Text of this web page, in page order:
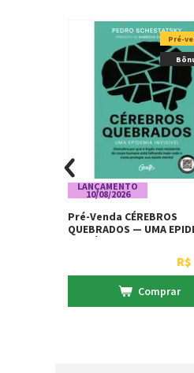
Pré-
LANÇAMENTO
10/08/2026
Pré-Venda CÉREBROS
QUEBRADOS — UMA
INVISÍVEL + Bônus -
Entregue Por LivrariaR$
Comprar